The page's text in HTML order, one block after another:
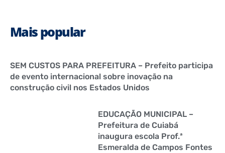
Mais popular
SEM CUSTOS PARA PREFEITURA – Prefeito participa
de evento internacional sobre inovação na
construção civil nos Estados Unidos
EDUCAÇÃO MUNICIPAL –
Prefeitura de Cuiabá
inaugura escola Prof.ª
Esmeralda de Campos Fontes